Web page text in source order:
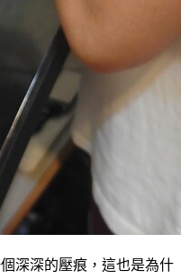
深深的壓痕，這也是為什